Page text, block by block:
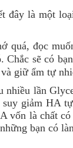
đây là một
quá, đọc
sẽ có
giữ ẩm tự
nhiều lần
giảm HA
vốn là chất
bạn có